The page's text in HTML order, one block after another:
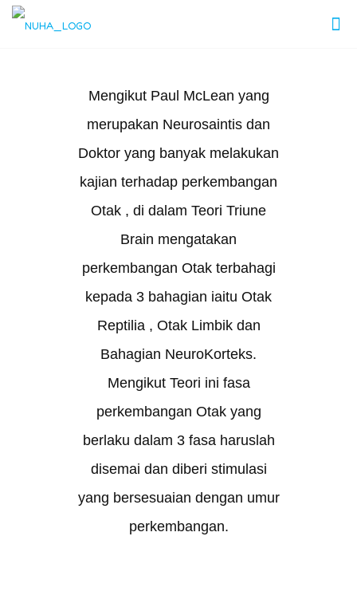
Mengikut Paul McLean yang
merupakan Neurosaintis dan
Doktor yang banyak melakukan
kajian terhadap perkembangan
Otak , di dalam Teori Triune
Brain mengatakan
perkembangan Otak terbahagi
kepada 3 bahagian iaitu Otak
Reptilia , Otak Limbik dan
Bahagian NeuroKorteks.
Mengikut Teori ini fasa
perkembangan Otak yang
berlaku dalam 3 fasa haruslah
disemai dan diberi stimulasi
yang bersesuaian dengan umur
perkembangan.